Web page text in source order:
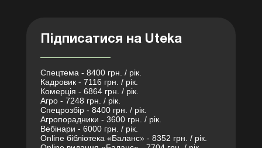
Підписатися на Uteka
Спецтема - 8400 грн. / рік.
Кадровик - 7116 грн. / рік.
Комерція - 6864 грн. / рік.
Агро - 7248 грн. / рік.
Спецрозбір - 8400 грн. / рік.
Агропорадники - 3600 грн. / рік.
Вебінари - 6000 грн. / рік.
Online бібліотека «Баланс» - 8352 грн. / рік.